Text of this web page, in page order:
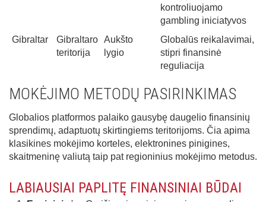
kontroliuojamo
gambling iniciatyvos
Gibraltar
Gibraltaro
teritorija
Aukšto
lygio
Globalūs reikalavimai,
stipri finansinė
reguliacija
MOKĖJIMO METODŲ PASIRINKIMAS
Globalios platformos palaiko gausybę daugelio finansinių
sprendimų, adaptuotų skirtingiems teritorijoms. Čia apima
klasikines mokėjimo korteles, elektronines pinigines,
skaitmeninę valiutą taip pat regioninius mokėjimo metodus.
LABIAUSIAI PAPLITĘ FINANSINIAI BŪDAI